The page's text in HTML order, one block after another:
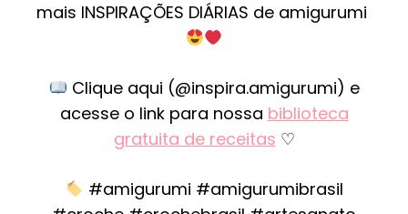
mais INSPIRAÇÕES DIÁRIAS de amigurumi
Clique aqui (@inspira.amigurumi) e
acesse o link para nossa biblioteca
gratuita de receitas ♡
#amigurumi #amigurumibrasil